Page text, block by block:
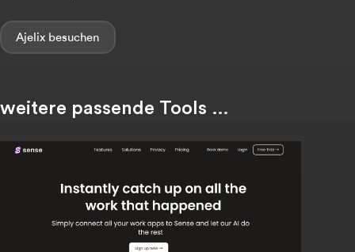
Ajelix
weitere passende Tools …